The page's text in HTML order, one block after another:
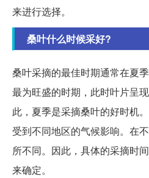
来进行选择。
桑叶什么时候采好?
桑叶采摘的最佳时期通常在夏
最为旺盛的时期，此时叶片呈
此，夏季是采摘桑叶的好时机
受到不同地区的气候影响。在
所不同。因此，具体的采摘时
来确定。